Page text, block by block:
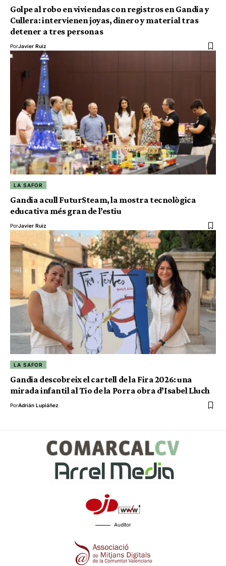
Golpe al robo en viviendas con registros en Gandia y
Cullera: intervienen joyas, dinero y material tras
detener a tres personas
PorJavier Ruiz
LA SAFOR
Gandia acull FuturSteam, la mostra tecnològica
educativa més gran de l’estiu
PorJavier Ruiz
LA SAFOR
Gandia descobreix el cartell de la Fira 2026: una
mirada infantil al Tio de la Porra obra d’Isabel Lluch
PorAdrián Lupiáñez
Auditor